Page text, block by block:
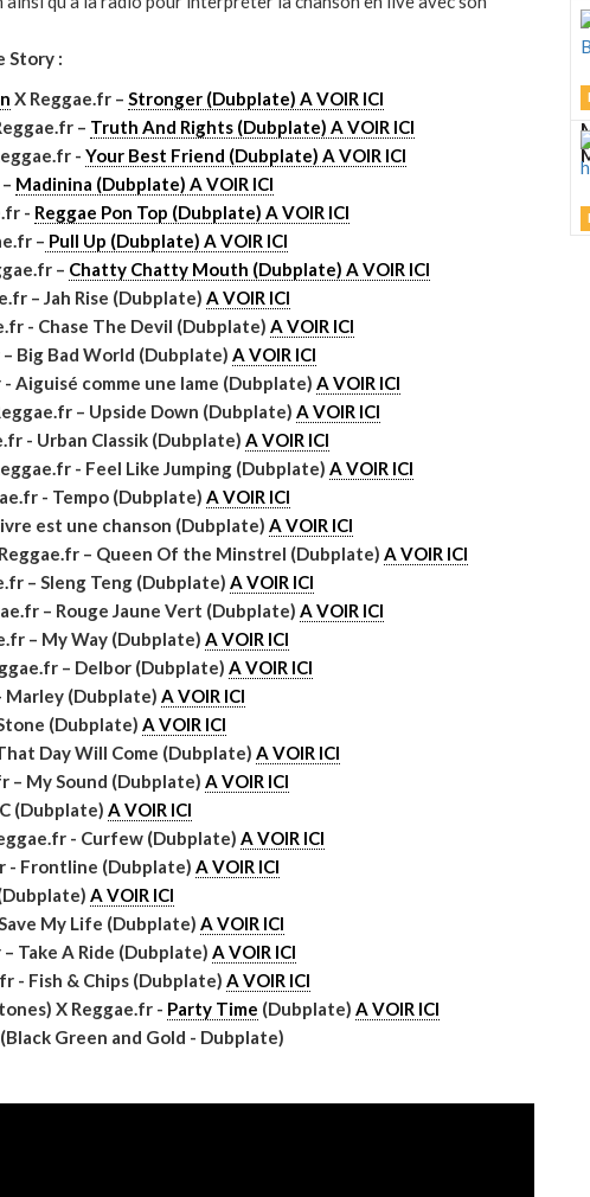
Story :
X Reggae.fr – Stronger (Dubplate) A VOIR ICI
– Truth And Rights (Dubplate) A VOIR ICI
- Your Best Friend (Dubplate) A VOIR ICI
Madinina (Dubplate) A VOIR ICI
- Reggae Pon Top (Dubplate) A VOIR ICI
– Pull Up (Dubplate) A VOIR ICI
– Chatty Chatty Mouth (Dubplate) A VOIR ICI
– Jah Rise (Dubplate) A VOIR ICI
- Chase The Devil (Dubplate) A VOIR ICI
Big Bad World (Dubplate) A VOIR ICI
- Aiguisé comme une lame (Dubplate) A VOIR ICI
– Upside Down (Dubplate) A VOIR ICI
- Urban Classik (Dubplate) A VOIR ICI
- Feel Like Jumping (Dubplate) A VOIR ICI
- Tempo (Dubplate) A VOIR ICI
est une chanson (Dubplate) A VOIR ICI
– Queen Of the Minstrel (Dubplate) A VOIR ICI
– Sleng Teng (Dubplate) A VOIR ICI
– Rouge Jaune Vert (Dubplate) A VOIR ICI
– My Way (Dubplate) A VOIR ICI
– Delbor (Dubplate) A VOIR ICI
Marley (Dubplate) A VOIR ICI
(Dubplate) A VOIR ICI
Day Will Come (Dubplate) A VOIR ICI
– My Sound (Dubplate) A VOIR ICI
(Dubplate) A VOIR ICI
- Curfew (Dubplate) A VOIR ICI
- Frontline (Dubplate) A VOIR ICI
A VOIR ICI
My Life (Dubplate) A VOIR ICI
Take A Ride (Dubplate) A VOIR ICI
- Fish & Chips (Dubplate) A VOIR ICI
X Reggae.fr - Party Time (Dubplate) A VOIR ICI
Green and Gold - Dubplate)